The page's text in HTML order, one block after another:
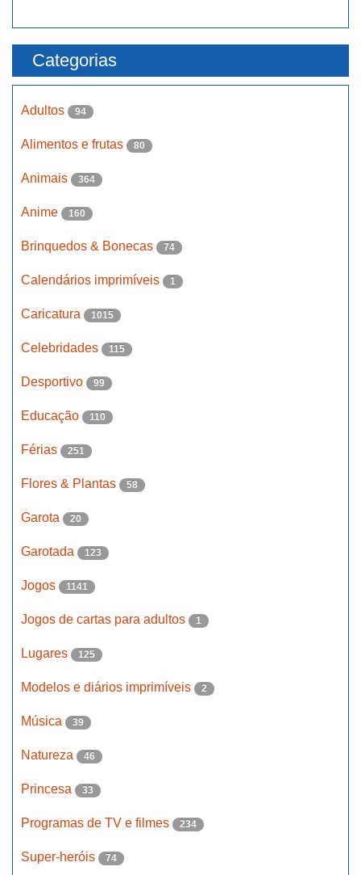
Categorias
Adultos 94
Alimentos e frutas 80
Animais 364
Anime 160
Brinquedos & Bonecas 74
Calendários imprimíveis 1
Caricatura 1015
Celebridades 115
Desportivo 99
Educação 110
Férias 251
Flores & Plantas 58
Garota 20
Garotada 123
Jogos 1141
Jogos de cartas para adultos 1
Lugares 125
Modelos e diários imprimíveis 2
Música 39
Natureza 46
Princesa 33
Programas de TV e filmes 234
Super-heróis 74